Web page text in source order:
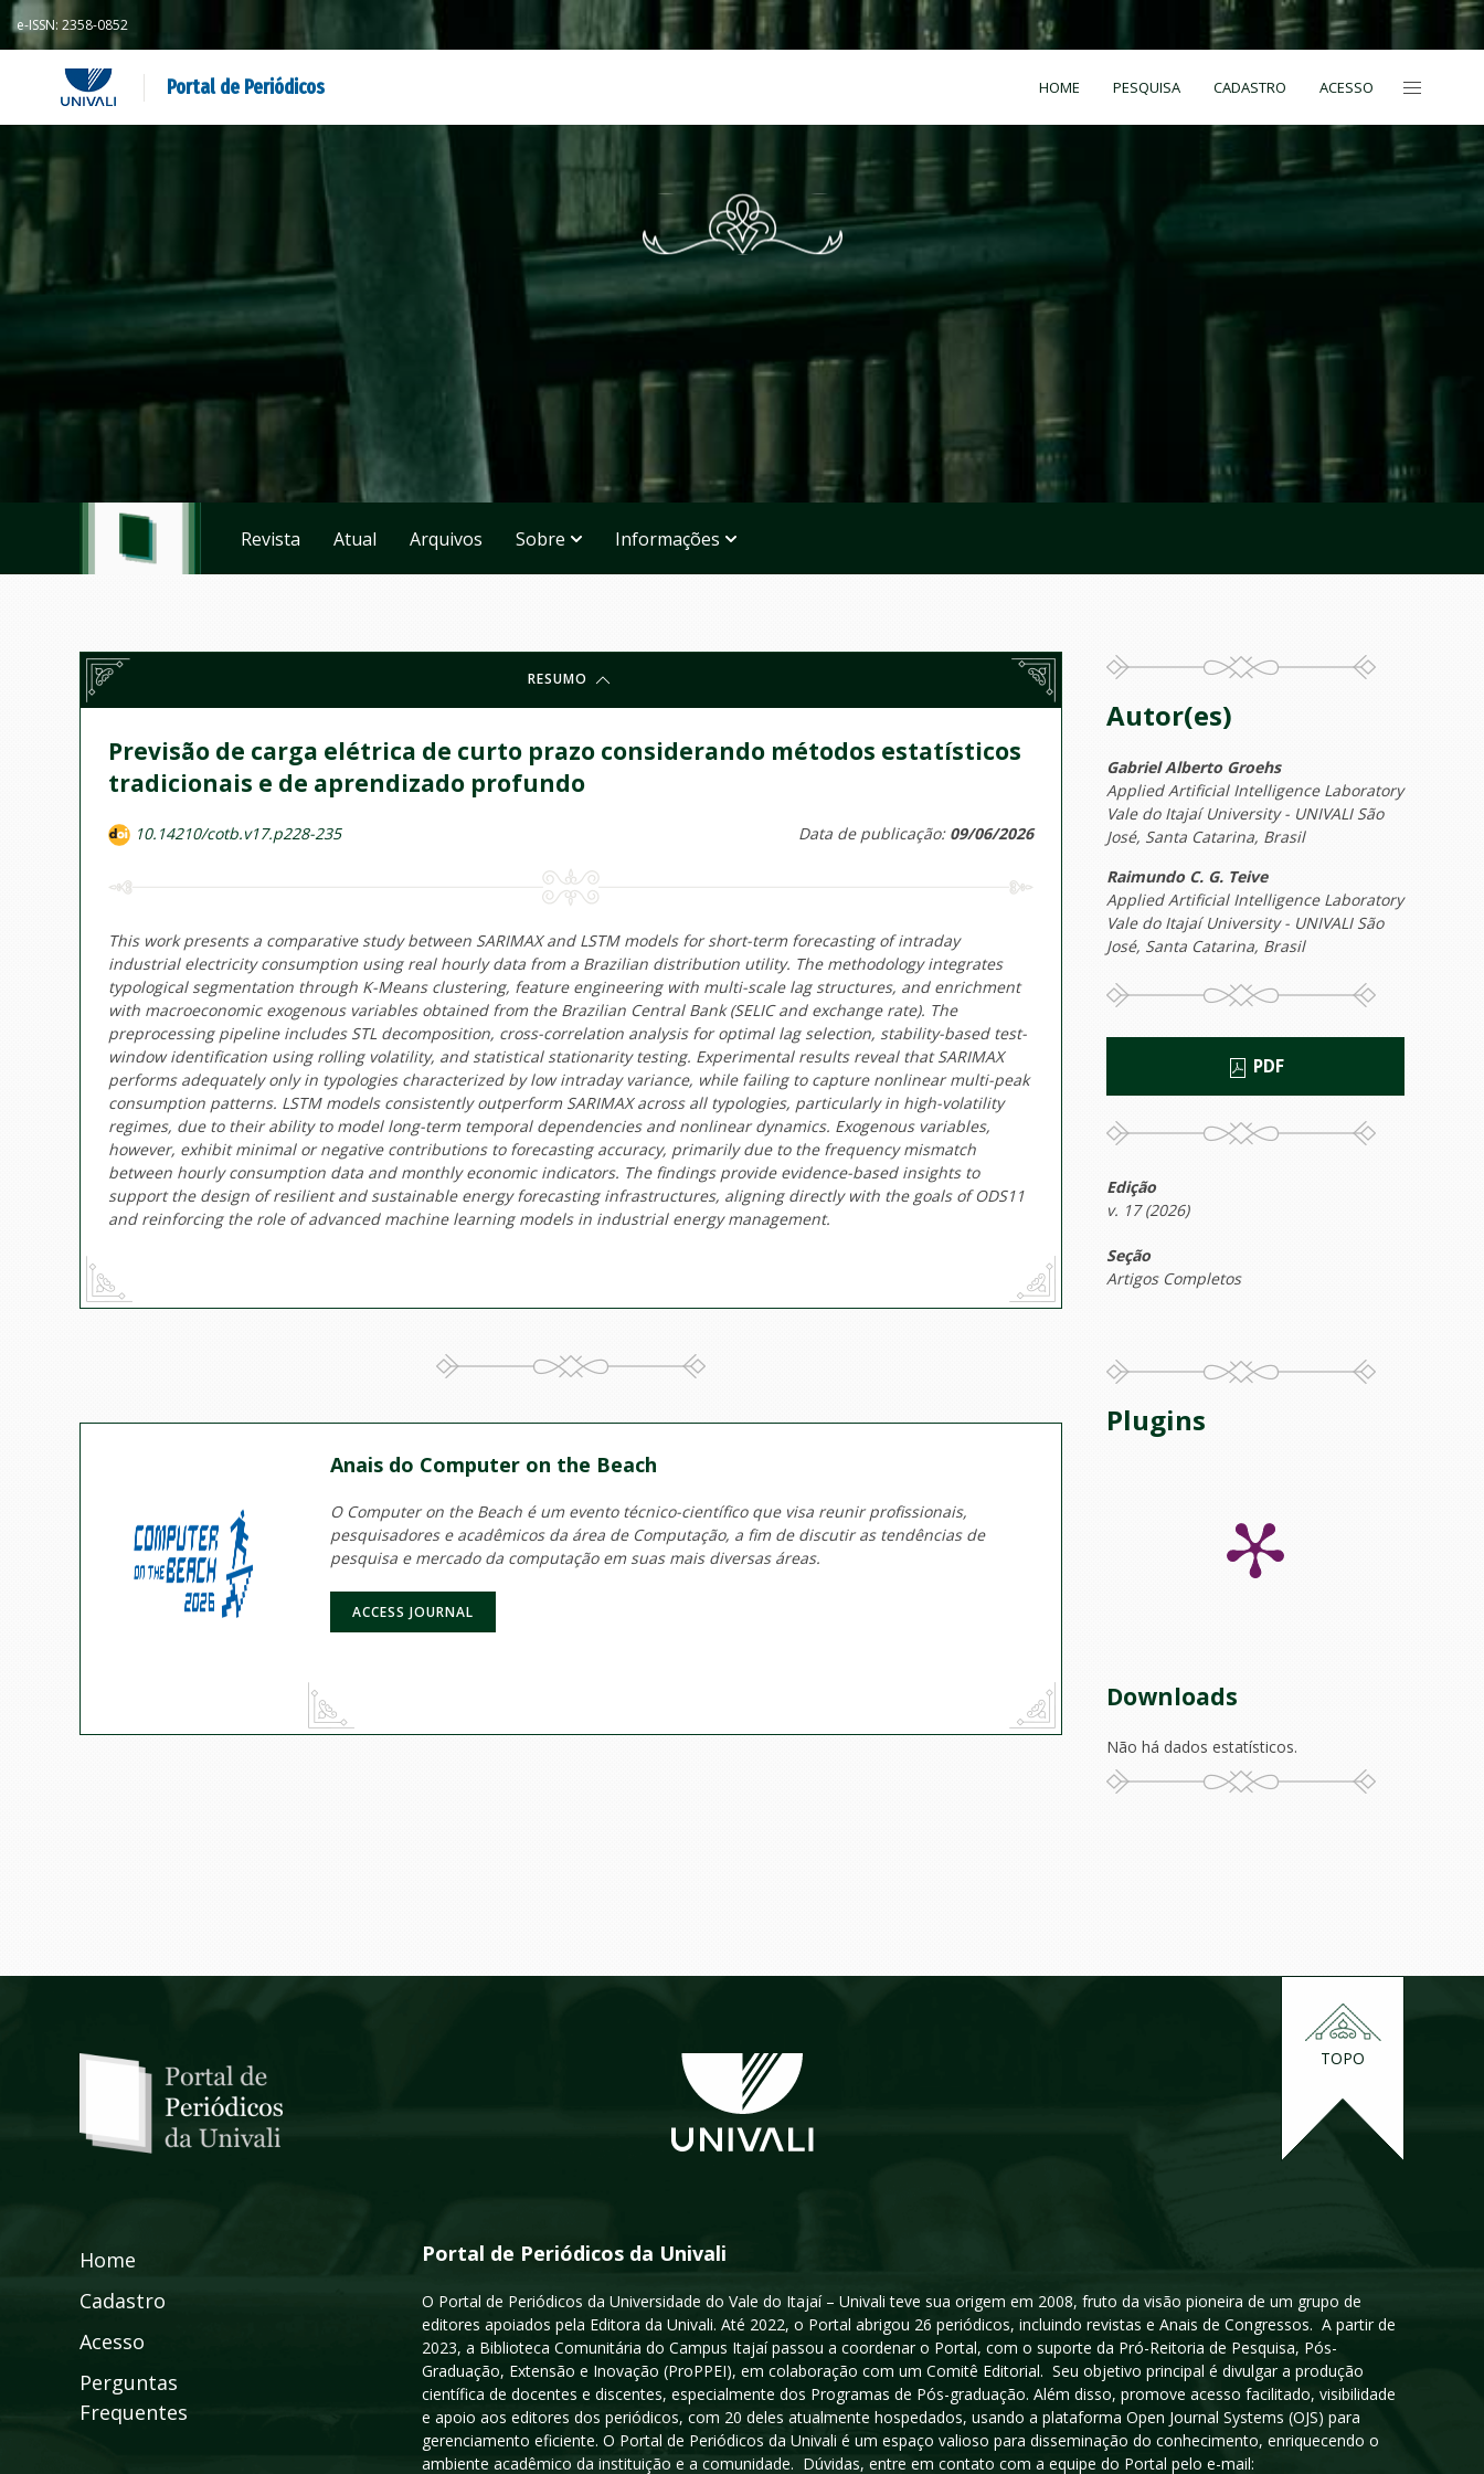
e-ISSN: 2358-0852
Portal de Periódicos HOME PESQUISA CADASTRO ACESSO
Revista Atual Arquivos Sobre Informações
RESUMO
Previsão de carga elétrica de curto prazo considerando métodos estatísticos
tradicionais e de aprendizado profundo
10.14210/cotb.v17.p228-235 Data de publicação: 09/06/2026
This work presents a comparative study between SARIMAX and LSTM models for short-term forecasting of intraday
industrial electricity consumption using real hourly data from a Brazilian distribution utility. The methodology integrates
typological segmentation through K-Means clustering, feature engineering with multi-scale lag structures, and enrichment
with macroeconomic exogenous variables obtained from the Brazilian Central Bank (SELIC and exchange rate). The
preprocessing pipeline includes STL decomposition, cross-correlation analysis for optimal lag selection, stability-based test-
window identification using rolling volatility, and statistical stationarity testing. Experimental results reveal that SARIMAX
performs adequately only in typologies characterized by low intraday variance, while failing to capture nonlinear multi-peak
consumption patterns. LSTM models consistently outperform SARIMAX across all typologies, particularly in high-volatility
regimes, due to their ability to model long-term temporal dependencies and nonlinear dynamics. Exogenous variables,
however, exhibit minimal or negative contributions to forecasting accuracy, primarily due to the frequency mismatch
between hourly consumption data and monthly economic indicators. The findings provide evidence-based insights to
support the design of resilient and sustainable energy forecasting infrastructures, aligning directly with the goals of ODS11
and reinforcing the role of advanced machine learning models in industrial energy management.
Anais do Computer on the Beach
O Computer on the Beach é um evento técnico-científico que visa reunir profissionais,
pesquisadores e acadêmicos da área de Computação, a fim de discutir as tendências de
pesquisa e mercado da computação em suas mais diversas áreas.
ACCESS JOURNAL
Autor(es)
Gabriel Alberto Groehs
Applied Artificial Intelligence Laboratory
Vale do Itajaí University - UNIVALI São
José, Santa Catarina, Brasil
Raimundo C. G. Teive
Applied Artificial Intelligence Laboratory
Vale do Itajaí University - UNIVALI São
José, Santa Catarina, Brasil
PDF
Edição
v. 17 (2026)
Seção
Artigos Completos
Plugins
Downloads
Não há dados estatísticos.
TOPO
Home
Cadastro
Acesso
Perguntas
Frequentes
Portal de Periódicos da Univali
O Portal de Periódicos da Universidade do Vale do Itajaí – Univali teve sua origem em 2008, fruto da visão pioneira de um grupo de
editores apoiados pela Editora da Univali. Até 2022, o Portal abrigou 26 periódicos, incluindo revistas e Anais de Congressos. A partir de
2023, a Biblioteca Comunitária do Campus Itajaí passou a coordenar o Portal, com o suporte da Pró-Reitoria de Pesquisa, Pós-
Graduação, Extensão e Inovação (ProPPEI), em colaboração com um Comitê Editorial. Seu objetivo principal é divulgar a produção
científica de docentes e discentes, especialmente dos Programas de Pós-graduação. Além disso, promove acesso facilitado, visibilidade
e apoio aos editores dos periódicos, com 20 deles atualmente hospedados, usando a plataforma Open Journal Systems (OJS) para
gerenciamento eficiente. O Portal de Periódicos da Univali é um espaço valioso para disseminação do conhecimento, enriquecendo o
ambiente acadêmico da instituição e a comunidade. Dúvidas, entre em contato com a equipe do Portal pelo e-mail: